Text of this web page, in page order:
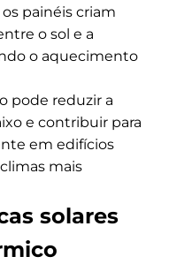
os painéis criam
o sol e a
o aquecimento
pode reduzir a
e contribuir para
em edifícios
mais
solares